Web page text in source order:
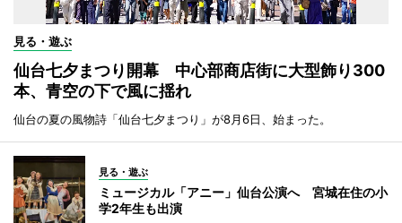
見る・遊ぶ
仙台七夕まつり開幕 中心部商店街に大型飾り300
本、青空の下で風に揺れ
仙台の夏の風物詩「仙台七夕まつり」が8月6日、始まった。
見る・遊ぶ
ミュージカル「アニー」仙台公演へ 宮城在住の小
学2年生も出演